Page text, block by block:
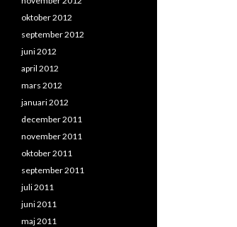
oktober 2012
september 2012
juni 2012
april 2012
mars 2012
januari 2012
december 2011
november 2011
oktober 2011
september 2011
juli 2011
juni 2011
maj 2011